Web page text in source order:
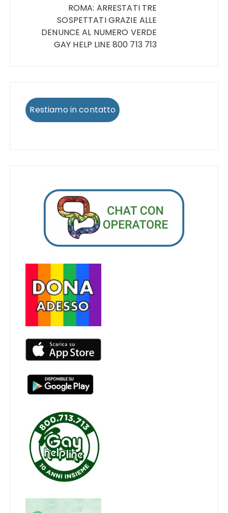
ROMA: ARRESTATI TRE
SOSPETTATI GRAZIE ALLE
DENUNCE AL NUMERO VERDE
GAY HELP LINE 800 713 713
Restiamo in contatto